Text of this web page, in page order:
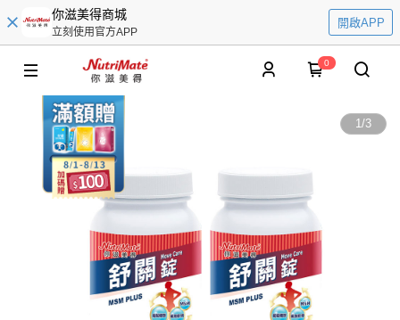
你滋美得商城
立刻使用官方APP
開啟APP
0
1/3